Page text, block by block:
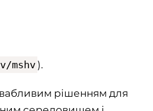
mshv).
рішенням для